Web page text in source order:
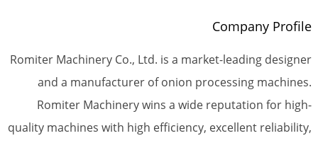
Company Profile
Romiter Machinery Co., Ltd. is a market-leading designer
and a manufacturer of onion processing machines.
Romiter Machinery wins a wide reputation for high-
quality machines with high efficiency, excellent reliability,